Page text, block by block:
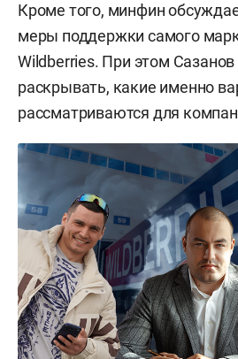
Кроме того, минфин
меры поддержки самого
Wildberries. При этом Сазанов
раскрывать, какие именно
рассматриваются для